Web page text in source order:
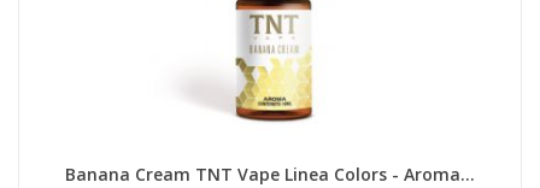
Banana Cream TNT Vape Linea Colors - Aroma...